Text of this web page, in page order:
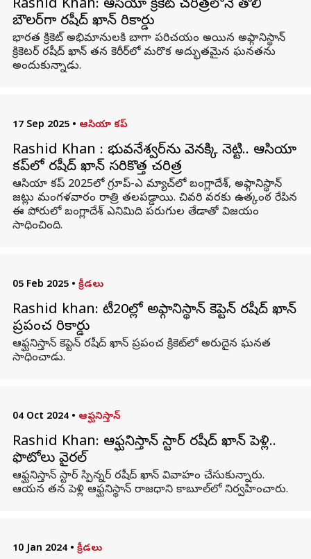
Rashid Khan: ఆసియా క్రికెట్ చరిత్రలోనే తొలి
బౌలర్‌గా రషీద్ ఖాన్ రికార్డు
భారత క్రికెట్ అభిమానులకి బాగా పరిచయం అయిన అఫ్గానిస్థాన్‌
క్రికెటర్ రషీద్ ఖాన్‌ తన కెరీర్‌లో మరొక అద్భుతమైన ఘనతను
అందుకున్నాడు.
17 Sep 2025 • ఆసియా కప్
Rashid Khan : భువనేశ్వర్‌ను వెనక్కి నెట్టి.. ఆసియా
కప్‌లో రషీద్ ఖాన్ సరికొత్త చరిత్ర
ఆసియా కప్ 2025లో గ్రూప్-ఎ మ్యాచ్‌లో బంగ్లాదేశ్, అఫ్గానిస్థాన్
జట్లు మంగళవారం రాత్రి తలపడ్డాయి. చివరి వరకు ఉత్కంఠ రేపిన
ఈ పోరులో బంగ్లాదేశ్ ఎనిమిది పరుగుల తేడాతో విజయం
సాధించింది.
05 Feb 2025 • క్రీడలు
Rashid khan: టీ20ల్లో అఫ్గానిస్థాన్ కెప్టెన్ రషీద్ ఖాన్
ప్రపంచ రికార్డు
ఆఫ్ఘనిస్తాన్ కెప్టెన్ రషీద్ ఖాన్ ప్రపంచ క్రికెట్‌లో అరుదైన ఘనత
సాధించాడు.
04 Oct 2024 • ఆఫ్ఘనిస్తాన్
Rashid Khan: ఆఫ్ఘనిస్తాన్ స్టార్ రషీద్ ఖాన్ పెళ్లి..
ఫొటోలు వైరల్‌
ఆఫ్ఘనిస్తాన్ స్టార్ స్పిన్నర్ రషీద్ ఖాన్ వివాహం చేసుకున్నారు.
ఆయన తన పెళ్లి ఆఫ్ఘనిస్థాన్ రాజధాని కాబూల్‌లో నిర్వహించారు.
10 Jan 2024 • క్రీడలు